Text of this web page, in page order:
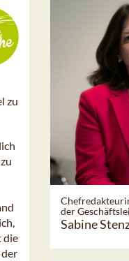
zu
die
der
Sabine